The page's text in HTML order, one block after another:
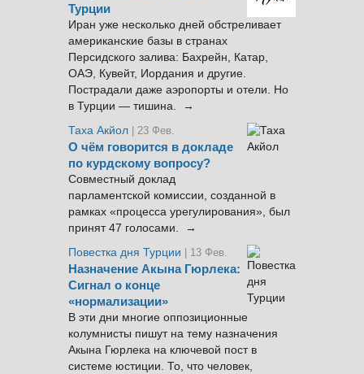
Турции
Иран уже несколько дней обстреливает
американские базы в странах
Персидского залива: Бахрейн, Катар,
ОАЭ, Кувейт, Иордания и другие.
Пострадали даже аэропорты и отели. Но
в Турции — тишина. →
Таха Акйол | 23 Фев.
О чём говорится в докладе
по курдскому вопросу?
Совместный доклад
парламентской комиссии, созданной в
рамках «процесса урегулирования», был
принят 47 голосами. →
Повестка дня Турции
| 13 Фев.
Назначение Акына Гюрлека:
Сигнал о конце
«нормализации»
В эти дни многие оппозиционные
колумнисты пишут на тему назначения
Акына Гюрлека на ключевой пост в
системе юстиции. То, что человек,